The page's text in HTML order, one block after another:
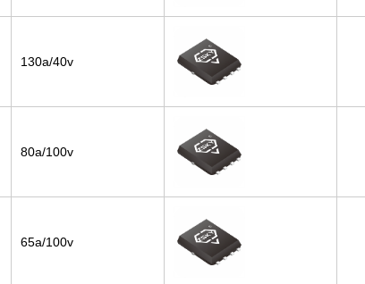
130a/40v
80a/100v
65a/100v